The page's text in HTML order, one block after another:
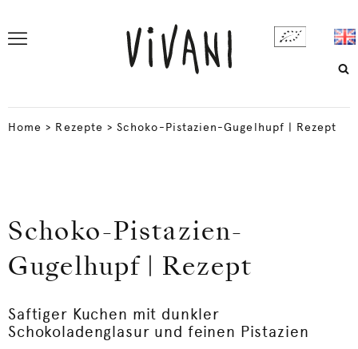
Home > Rezepte >Schoko-Pistazien-Gugelhupf | Rezept
Schoko-Pistazien-
Gugelhupf | Rezept
Saftiger Kuchen mit dunkler
Schokoladenglasur und feinen Pistazien